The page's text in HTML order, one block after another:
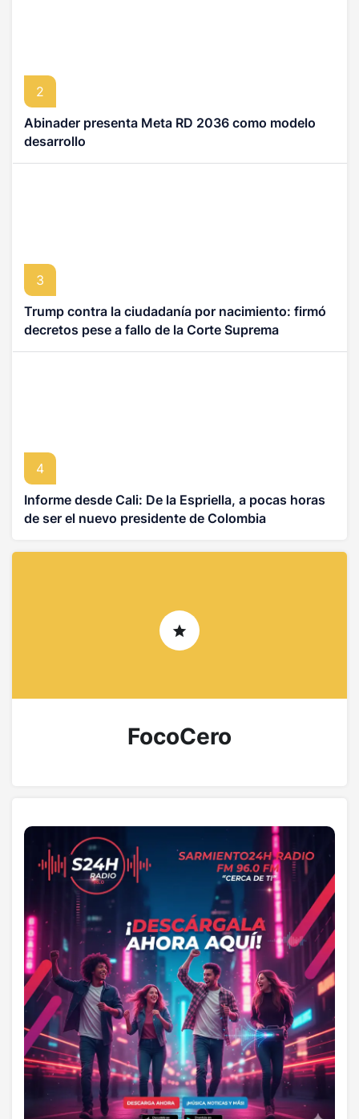
2
Abinader presenta Meta RD 2036 como modelo
desarrollo
3
Trump contra la ciudadanía por nacimiento: firmó
decretos pese a fallo de la Corte Suprema
4
Informe desde Cali: De la Espriella, a pocas horas
de ser el nuevo presidente de Colombia
FocoCero